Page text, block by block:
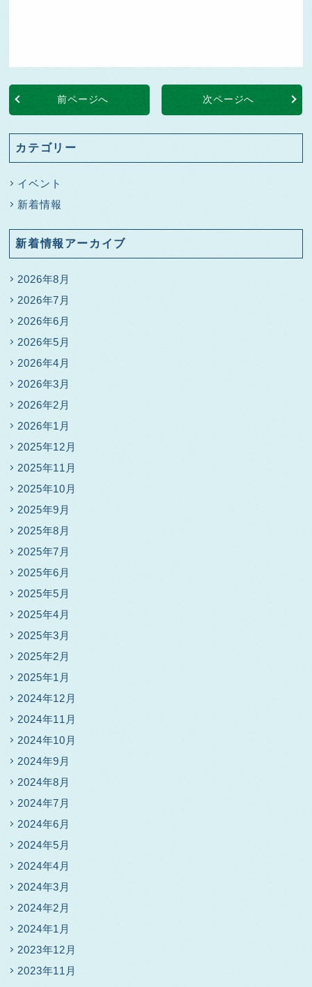
前ページへ 次ページへ
カテゴリー
イベント
新着情報
新着情報アーカイブ
2026年8月
2026年7月
2026年6月
2026年5月
2026年4月
2026年3月
2026年2月
2026年1月
2025年12月
2025年11月
2025年10月
2025年9月
2025年8月
2025年7月
2025年6月
2025年5月
2025年4月
2025年3月
2025年2月
2025年1月
2024年12月
2024年11月
2024年10月
2024年9月
2024年8月
2024年7月
2024年6月
2024年5月
2024年4月
2024年3月
2024年2月
2024年1月
2023年12月
2023年11月